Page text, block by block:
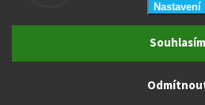
Nastavení
Souhlasím
ZDRAVOTNÍ
Upravit nastavení